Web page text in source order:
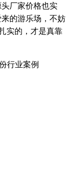
厂家价格也实
的游乐场，不妨
实的，才是真靠
行业案例